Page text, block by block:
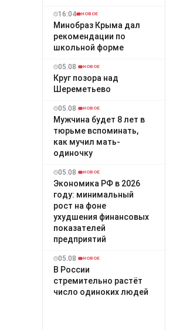
16:04 НОВОЕ
Минобраз Крыма дал
рекомендации по
школьной форме
05.08 НОВОЕ
Круг позора над
Шереметьево
05.08 НОВОЕ
Мужчина будет 8 лет в
тюрьме вспоминать,
как мучил мать-
одиночку
05.08 НОВОЕ
Экономика РФ в 2026
году: минимальный
рост на фоне
ухудшения финансовых
показателей
предприятий
05.08 НОВОЕ
В России
стремительно растёт
число одиноких людей